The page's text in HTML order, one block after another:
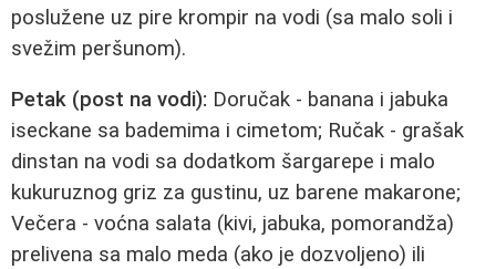
poslužene uz pire krompir na vodi (sa malo soli i
svežim peršunom).
Petak (post na vodi): Doručak - banana i jabuka
iseckane sa bademima i cimetom; Ručak - grašak
dinstan na vodi sa dodatkom šargarepe i malo
kukuruznog griz za gustinu, uz barene makarone;
Večera - voćna salata (kivi, jabuka, pomorandža)
prelivena sa malo meda (ako je dozvoljeno) ili